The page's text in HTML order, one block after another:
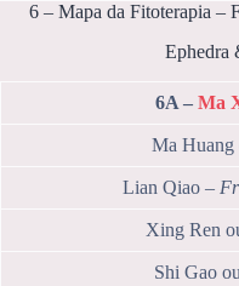
6 – Mapa da Fitoterapia –
Ephedra
6A – Ma
Ma Huang
Lian Qiao –
Xing Ren
Shi Gao ou